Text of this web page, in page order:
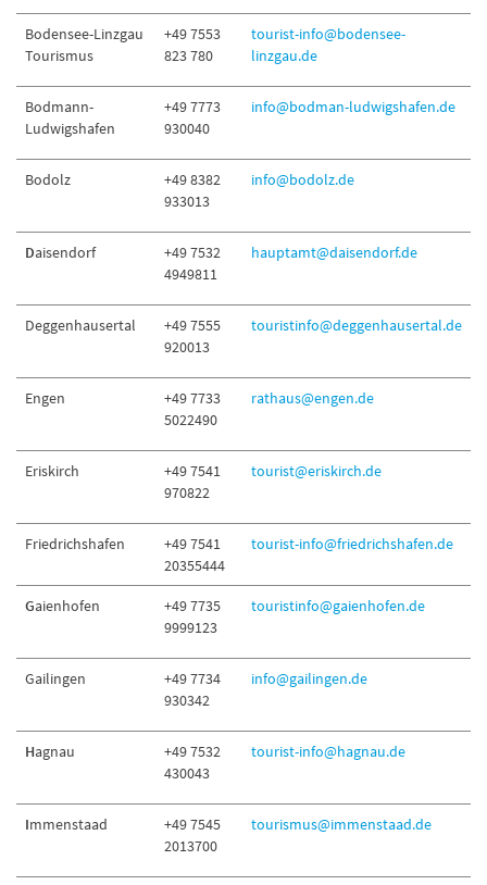
Bodensee-Linzgau
Tourismus
+49 7553
823 780
tourist-info@bodensee-
linzgau.de
Bodmann-
Ludwigshafen
+49 7773
930040
info@bodman-ludwigshafen.de
Bodolz
+49 8382
933013
info@bodolz.de
Daisendorf
+49 7532
4949811
hauptamt@daisendorf.de
Deggenhausertal
+49 7555
920013
touristinfo@deggenhausertal.de
Engen
+49 7733
5022490
rathaus@engen.de
Eriskirch
+49 7541
970822
tourist@eriskirch.de
Friedrichshafen
+49 7541
20355444
tourist-info@friedrichshafen.de
Gaienhofen
+49 7735
9999123
touristinfo@gaienhofen.de
Gailingen
+49 7734
930342
info@gailingen.de
Hagnau
+49 7532
430043
tourist-info@hagnau.de
Immenstaad
+49 7545
2013700
tourismus@immenstaad.de